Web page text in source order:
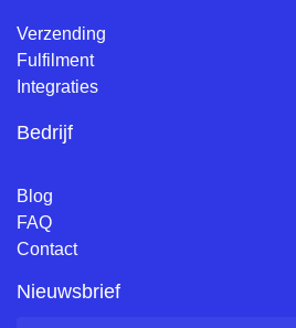
Verzending
Fulfilment
Integraties
Bedrijf
Blog
FAQ
Contact
Nieuwsbrief